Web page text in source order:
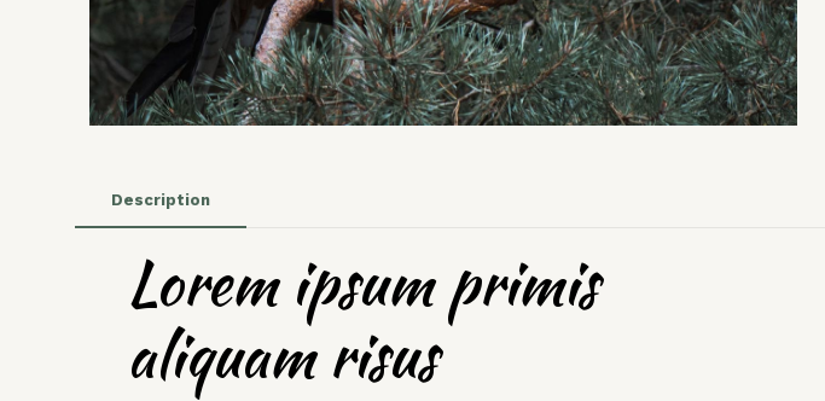
Description
Lorem ipsum primis
aliquam risus